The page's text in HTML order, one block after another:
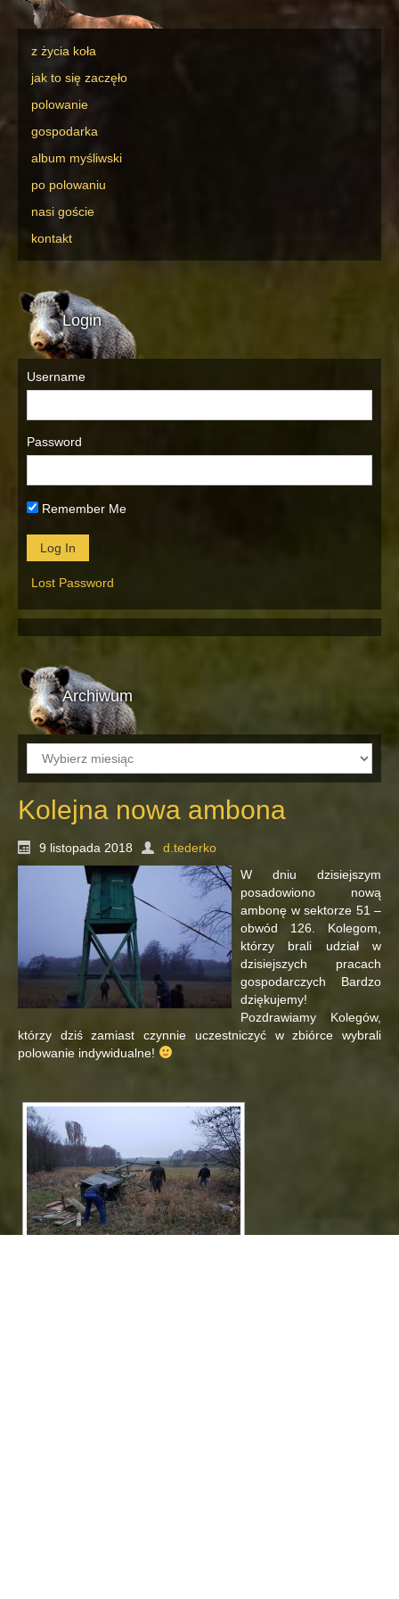
z życia koła
jak to się zaczęło
polowanie
gospodarka
album myśliwski
po polowaniu
nasi goście
kontakt
Login
Username
Password
Remember Me
Lost Password
Archiwum
Archiwum
Kolejna nowa ambona
9 listopada 2018
d.tederko
W dniu dzisiejszym
posadowiono nową
ambonę w sektorze 51 –
obwód 126. Kolegom,
którzy brali udział w
dzisiejszych pracach
gospodarczych Bardzo
dziękujemy!
Pozdrawiamy Kolegów,
którzy dziś zamiast czynnie uczestniczyć w zbiórce wybrali
polowanie indywidualne!